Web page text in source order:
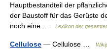
Hauptbestandteil der
der Baustoff für das Gerüste
noch eine …
Lexikon der
Cellulose — Cellulose …